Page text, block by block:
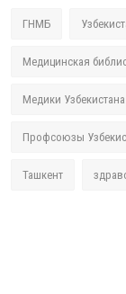
ГНМБ
Медицинская
Медики Узбекистана
Профсоюзы
Ташкент